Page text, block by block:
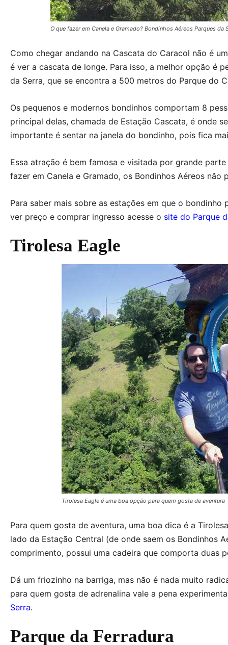
O que fazer em Canela e Gramado? Bondinhos Aéreos Parques
Como chegar andando na Cascata do Caracol não é
é ver a cascata de longe. Para isso, a melhor opção é
da Serra, que se encontra a 500 metros do Parque do
Os pequenos e modernos bondinhos comportam 8
principal delas, chamada de Estação Cascata, é onde
importante é sentar na janela do bondinho, pois fica
Essa atração é bem famosa e visitada por grande
fazer em Canela e Gramado, os Bondinhos Aéreos não
Para saber mais sobre as estações em que o
ver preço e comprar ingresso acesse o site do Parque
Tirolesa Eagle
Tirolesa Eagle é uma boa opção para quem gosta de aventura
Para quem gosta de aventura, uma boa dica é a
lado da Estação Central (de onde saem os Bondinhos
comprimento, possui uma cadeira que comporta duas
Dá um friozinho na barriga, mas não é nada muito
para quem gosta de adrenalina vale a pena
Serra.
Parque da Ferradura